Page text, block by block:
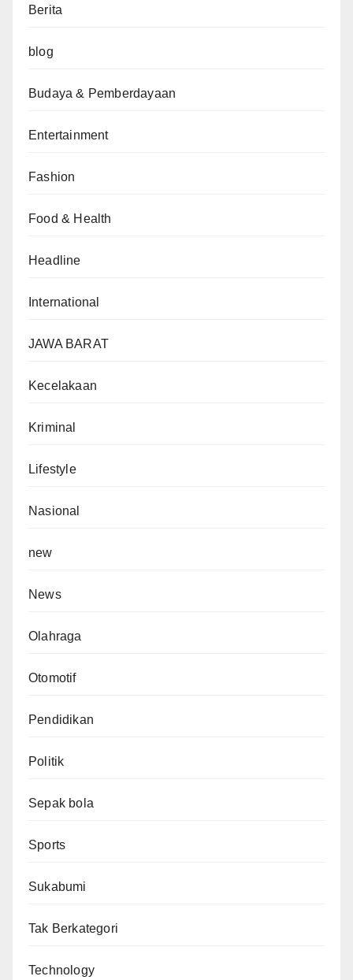
Berita
blog
Budaya & Pemberdayaan
Entertainment
Fashion
Food & Health
Headline
International
JAWA BARAT
Kecelakaan
Kriminal
Lifestyle
Nasional
new
News
Olahraga
Otomotif
Pendidikan
Politik
Sepak bola
Sports
Sukabumi
Tak Berkategori
Technology